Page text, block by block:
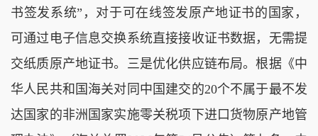
书签发系统”，对于可在线签发原产地证书的国家，
可通过电子信息交换系统直接接收证书数据，无需提
交纸质原产地证书。三是优化供应链布局。根据《中
华人民共和国海关对同中国建交的20个不属于最不发
达国家的非洲国家实施零关税项下进口货物原产地管